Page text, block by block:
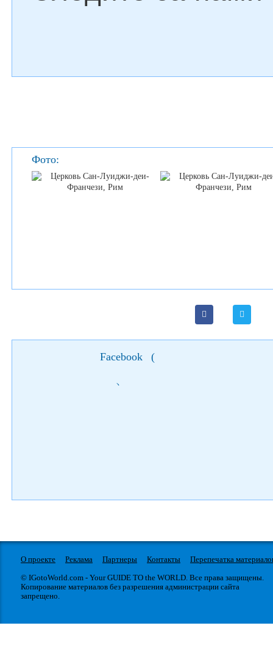
Фото:
Facebook (
)
О проекте Реклама Партнеры Контакты
Перепечатка
© IGotoWorld.com - Your GUIDE TO the WORLD. Все права защищены.
Копирование материалов без разрешения администрации сайта
запрещено.